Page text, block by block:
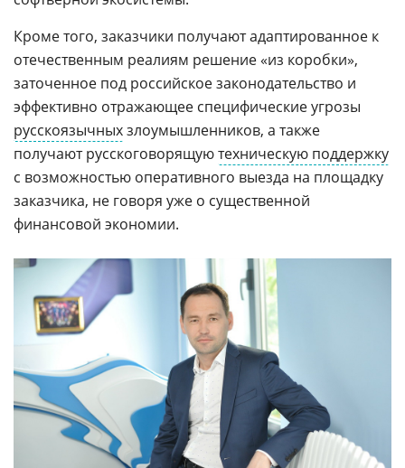
Кроме того, заказчики получают адаптированное к
отечественным реалиям решение «из коробки»,
заточенное под российское законодательство и
эффективно отражающее специфические угрозы
русскоязычныхзлоумышленников, а также
получают русскоговорящуютехническую поддержку
с возможностью оперативного выезда на площадку
заказчика, не говоря уже о существенной
финансовой экономии.